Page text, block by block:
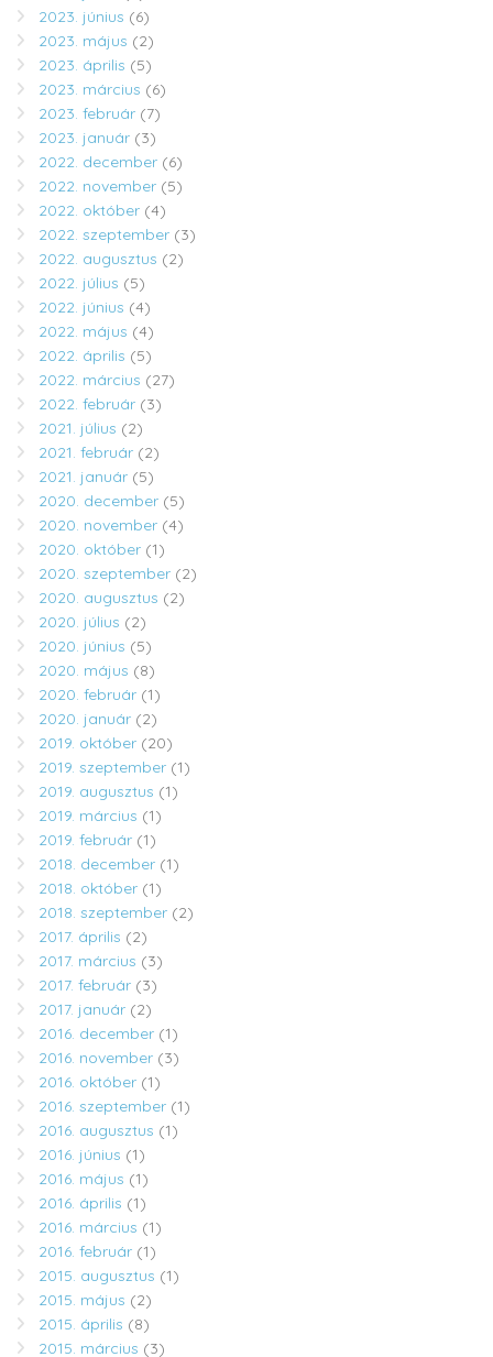
2023. június (6)
2023. május (2)
2023. április (5)
2023. március (6)
2023. február (7)
2023. január (3)
2022. december (6)
2022. november (5)
2022. október (4)
2022. szeptember (3)
2022. augusztus (2)
2022. július (5)
2022. június (4)
2022. május (4)
2022. április (5)
2022. március (27)
2022. február (3)
2021. július (2)
2021. február (2)
2021. január (5)
2020. december (5)
2020. november (4)
2020. október (1)
2020. szeptember (2)
2020. augusztus (2)
2020. július (2)
2020. június (5)
2020. május (8)
2020. február (1)
2020. január (2)
2019. október (20)
2019. szeptember (1)
2019. augusztus (1)
2019. március (1)
2019. február (1)
2018. december (1)
2018. október (1)
2018. szeptember (2)
2017. április (2)
2017. március (3)
2017. február (3)
2017. január (2)
2016. december (1)
2016. november (3)
2016. október (1)
2016. szeptember (1)
2016. augusztus (1)
2016. június (1)
2016. május (1)
2016. április (1)
2016. március (1)
2016. február (1)
2015. augusztus (1)
2015. május (2)
2015. április (8)
2015. március (3)